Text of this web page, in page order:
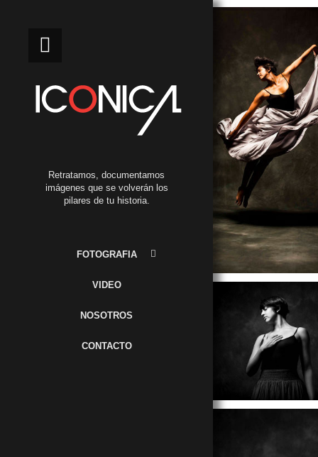
Retratamos, documentamos
imágenes que se volverán los
pilares de tu historia.
FOTOGRAFIA
VIDEO
NOSOTROS
CONTACTO